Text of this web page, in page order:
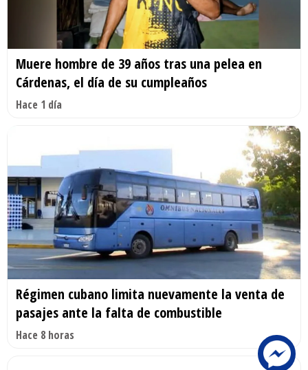
Muere hombre de 39 años tras una pelea en
Cárdenas, el día de su cumpleaños
Hace 1 día
Régimen cubano limita nuevamente la venta de
pasajes ante la falta de combustible
Hace 8 horas